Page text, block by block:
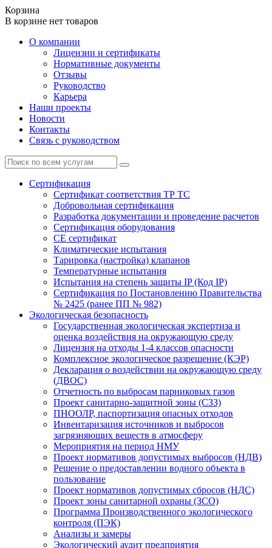
Корзина
В корзине нет товаров
О компании
Лицензии и сертификаты
Нормативные документы
Отзывы
Руководство
Карьера
Наши проекты
Новости
Контакты
Связь с руководством
Сертификация
Cертификат соответствия ТР ТС
Добровольная сертификация
Разработка документации и проведение расчетов
Сертификация оборудования
CE cертификат
Климатические испытания
Тарировка (настройка) клапанов
Температурные испытания
Испытания на степень защиты IP (Код IP)
Сертификация по Постановлению Правительства
№ 2425 (ранее ПП № 982)
Экологическая безопасность
Государственная экологическая экспертиза и
оценка воздействия на окружающую среду
Лицензия на отходы 1-4 классов опасности
Комплексное экологическое разрешение (КЭР)
Декларация о воздействии на окружающую среду
(ДВОС)
Отчетность по выбросам парниковых газов
Проект санитарно-защитной зоны (СЗЗ)
ПНООЛР, паспортизация опасных отходов
Инвентаризация источников и выбросов
загрязняющих веществ в атмосферу
Мероприятия на период НМУ
Проект нормативов допустимых выбросов (НДВ)
Решение о предоставлении водного объекта в
пользование
Проект нормативов допустимых сбросов (НДС)
Проект зоны санитарной охраны (ЗСО)
Программа Производственного экологического
контроля (ПЭК)
Анализы и замеры
Экологический аудит предприятия